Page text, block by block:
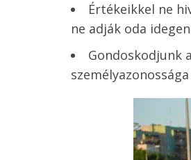
Értékeikkel ne
ne adják oda
Gondoskodjunk